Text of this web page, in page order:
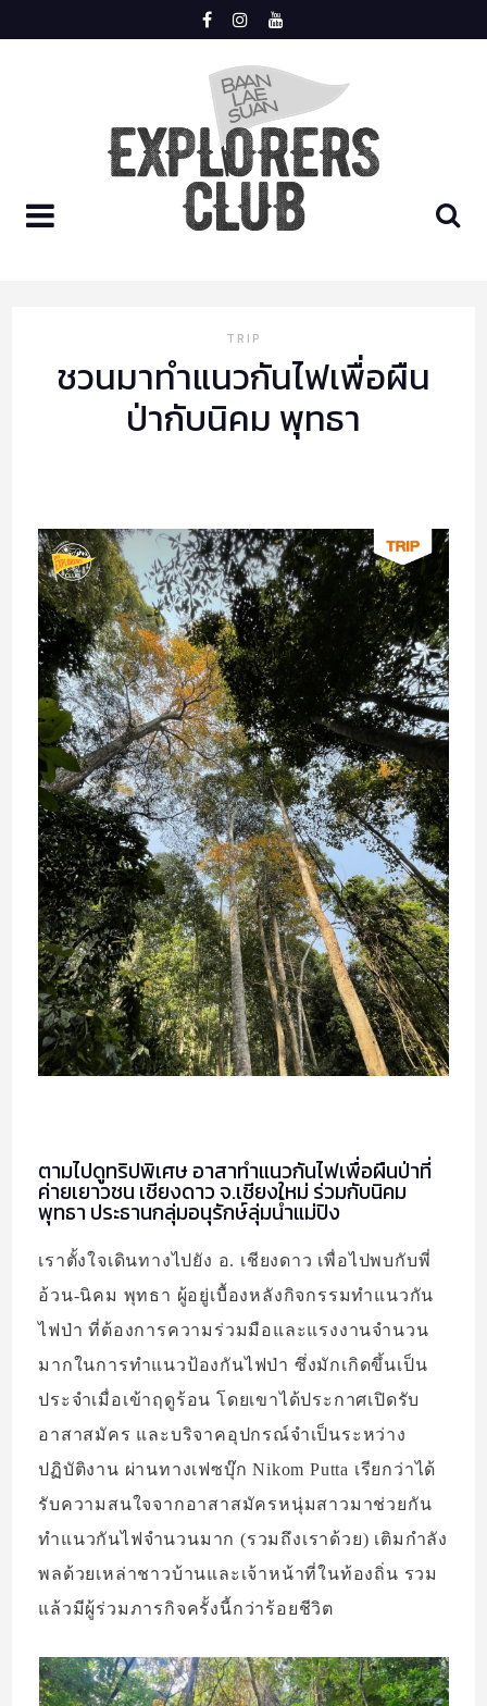
MEET
MAKE
CLUB’S CHOICE
SOLO EXHIBITION
ABOUT US
TRIP
ชวนมาทำแนวกันไฟเพื่อผืน
ป่ากับนิคม พุทธา
ตามไปดูทริปพิเศษ อาสาทำแนวกันไฟเพื่อผืนป่าที่
ค่ายเยาวชน เชียงดาว จ.เชียงใหม่ ร่วมกับนิคม
พุทธา ประธานกลุ่มอนุรักษ์ลุ่มน้ำแม่ปิง
เราตั้งใจเดินทางไปยัง อ. เชียงดาว เพื่อไปพบกับพี่
อ้วน-นิคม พุทธา ผู้อยู่เบื้องหลังกิจกรรมทำแนวกัน
ไฟป่า ที่ต้องการความร่วมมือและแรงงานจำนวน
มากในการทำแนวป้องกันไฟป่า ซึ่งมักเกิดขึ้นเป็น
ประจำเมื่อเข้าฤดูร้อน โดยเขาได้ประกาศเปิดรับ
อาสาสมัคร และบริจาคอุปกรณ์จำเป็นระหว่าง
ปฏิบัติงาน ผ่านทางเฟซบุ๊ก Nikom Putta เรียกว่าได้
รับความสนใจจากอาสาสมัครหนุ่มสาวมาช่วยกัน
ทำแนวกันไฟจำนวนมาก (รวมถึงเราด้วย) เติมกำลัง
พลด้วยเหล่าชาวบ้านและเจ้าหน้าที่ในท้องถิ่น รวม
แล้วมีผู้ร่วมภารกิจครั้งนี้กว่าร้อยชีวิต